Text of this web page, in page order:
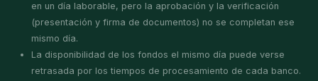
en un día laborable, pero la aprobación y la verificación
(presentación y firma de documentos) no se completan ese
mismo día.
La disponibilidad de los fondos el mismo día puede verse
retrasada por los tiempos de procesamiento de cada banco.